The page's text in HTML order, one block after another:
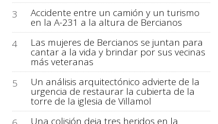
3
Accidente entre un camión y un turismo
en la A-231 a la altura de Bercianos
4
Las mujeres de Bercianos se juntan para
cantar a la vida y brindar por sus vecinas
más veteranas
5
Un análisis arquitectónico advierte de la
urgencia de restaurar la cubierta de la
torre de la iglesia de Villamol
Una colisión deja tres heridos en la